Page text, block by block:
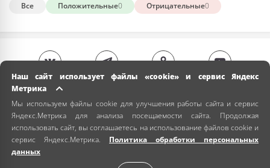
Все
Положительные0 Отрицательные0
Наш сайт использует файлы «cookie» и сервис Яндекс
Метрика
Мы используем файлы cookie для улучшения работы сайта и сервис
Яндекс.Метрика для анализа посещаемости сайта. Продолжая
использовать сайт, вы соглашаетесь на использование файлов cookie и
сервис Яндекс.Метрика. Политика обработки персональных
данных